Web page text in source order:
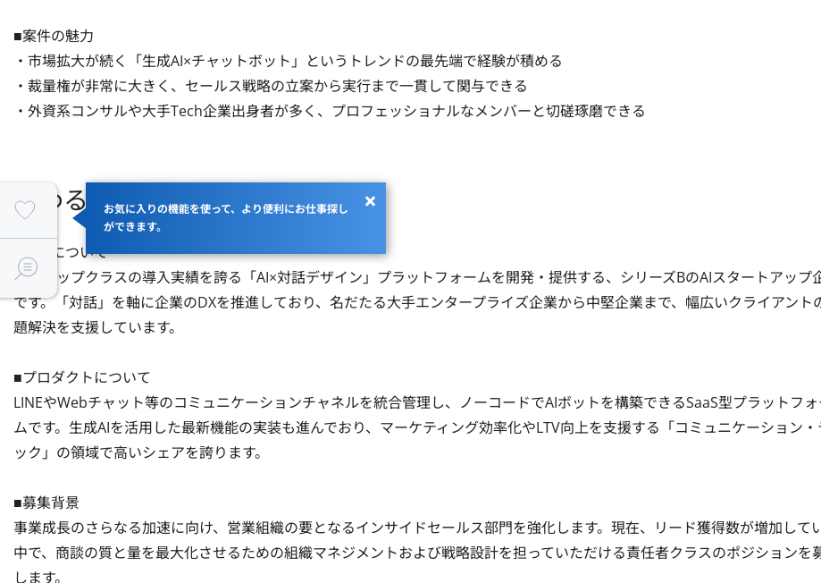
お気に入りの機能を使って、より便利にお仕事探し
ができます。
■案件の魅力
・市場拡大が続く「生成AI×チャットボット」というトレンドの最先端で経験が積める
・裁量権が非常に大きく、セールス戦略の立案から実行まで一貫して関与できる
・外資系コンサルや大手Tech企業出身者が多く、プロフェッショナルなメンバーと切磋琢磨できる
関わるサービス・プロダクト
■企業について
国内トップクラスの導入実績を誇る「AI×対話デザイン」プラットフォームを開発・提供する、シリーズBのAIスタートアップ
です。「対話」を軸に企業のDXを推進しており、名だたる大手エンタープライズ企業から中堅企業まで、幅広いクライアント
題解決を支援しています。
■プロダクトについて
LINEやWebチャット等のコミュニケーションチャネルを統合管理し、ノーコードでAIボットを構築できるSaaS型プラットフォ
ムです。生成AIを活用した最新機能の実装も進んでおり、マーケティング効率化やLTV向上を支援する「コミュニケーション・
ック」の領域で高いシェアを誇ります。
■募集背景
事業成長のさらなる加速に向け、営業組織の要となるインサイドセールス部門を強化します。現在、リード獲得数が増加して
中で、商談の質と量を最大化させるための組織マネジメントおよび戦略設計を担っていただける責任者クラスのポジションを
します。